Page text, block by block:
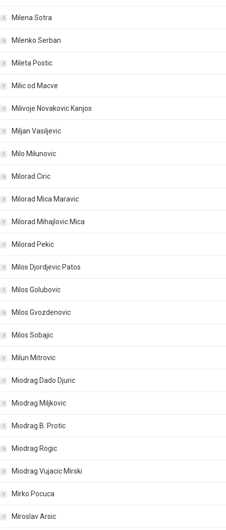
Milena Sotra
Milenko Serban
Mileta Postic
Milic od Macve
Milivoje Novakovic Kanjos
Miljan Vasiljevic
Milo Milunovic
Milorad Ciric
Milorad Mica Maravic
Milorad Mihajlovic Mica
Milorad Pekic
Milos Djordjevic Patos
Milos Golubovic
Milos Gvozdenovic
Milos Sobajic
Milun Mitrovic
Miodrag Dado Djuric
Miodrag Miljkovic
Miodrag B. Protic
Miodrag Rogic
Miodrag Vujacic Mirski
Mirko Pocuca
Miroslav Arsic